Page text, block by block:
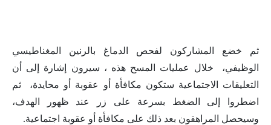
ثم خضع المشاركون لفحص الدماغ بالرنين المغناطيسي
الوظيفي، خلال عمليات المسح هذه ، سيرون إشارة إلى أن
التعليقات الاجتماعية ستكون مكافأة أو عقوبة أو محايدة، ثم
اضطروا إلى الضغط بسرعة على زر عند ظهور الهدف،
وسيحصل المراهقون بعد ذلك على مكافأة أو عقوبة اجتماعية.